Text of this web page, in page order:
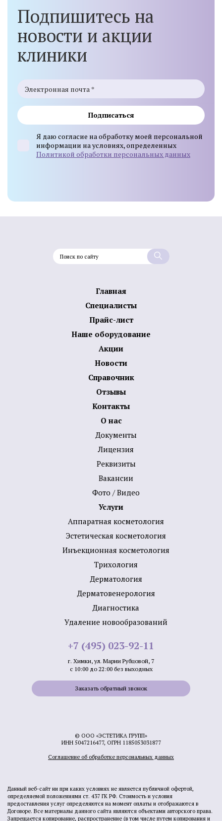
Подпишитесь на
новости и акции
клиники
Подписаться
Я даю согласие на обработку моей персональной
информации на условиях, определенных
Политикой обработки персональных данных
Главная
Специалисты
Прайс-лист
Наше оборудование
Акции
Новости
Справочник
Отзывы
Контакты
О нас
Документы
Лицензия
Реквизиты
Вакансии
Фото / Видео
Услуги
Аппаратная косметология
Эстетическая косметология
Инъекционная косметология
Трихология
Дермато­логия
Дерматовенерология
Диагностика
Удаление новообразований
+7 (495) 023-92-11
г. Химки, ул. Марии Рубцовой, 7
с 10:00 до 22:00 без выходных
Заказать обратный звонок
© ООО «ЭСТЕТИКА ГРУПП»
ИНН 5047216477, ОГРН 1185053031877
Соглашение об обработке персональных данных
Данный веб-сайт ни при каких условиях не является публичной офертой,
определяемой положениями ст. 437 ГК РФ. Стоимость и условия
предоставления услуг определяются на момент оплаты и отображаются в
Договоре. Все материалы данного сайта являются объектами авторского права.
Запрещается копирование, распространение (в том числе путем копирования и